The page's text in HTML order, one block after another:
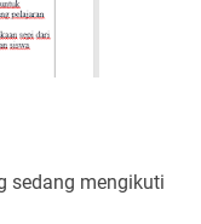
sedang mengikuti